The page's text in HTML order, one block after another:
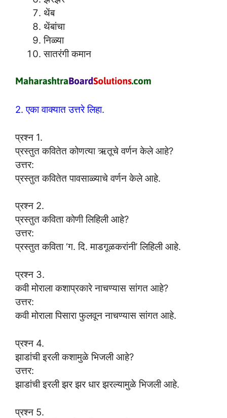
थेंब
थेंबांचा
निळ्या
सातरंगी कमान
2. एका वाक्यात उत्तरे लिहा.
प्रश्न 1.
प्रस्तुत कवितेत कोणत्या ऋतूचे वर्णन केले आहे?
उत्तर:
प्रस्तुत कवितेत पावसाळ्याचे वर्णन केले आहे.
प्रश्न 2.
प्रस्तुत कविता कोणी लिहिली आहे?
उत्तर:
प्रस्तुत कविता ‘ग. दि. माडगूळकरांनी’ लिहिली आहे.
प्रश्न 3.
कवी मोराला कशाप्रकारे नाचण्यास सांगत आहे?
उत्तर:
कवी मोराला पिसारा फुलवून नाचण्यास सांगत आहे.
प्रश्न 4.
झाडांची इरली कशामुळे भिजली आहे?
उत्तर:
झाडांची इरली झर झर धार झरल्यामुळे भिजली आहे.
प्रश्न 5.